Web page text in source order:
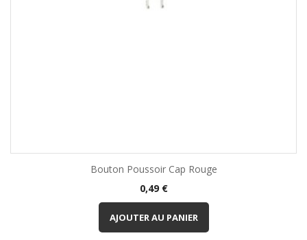
Bouton Poussoir Cap Rouge
Prix
0,49 €
AJOUTER AU PANIER